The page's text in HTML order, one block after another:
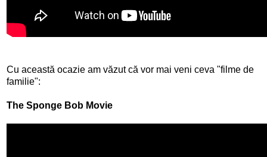
Cu această ocazie am văzut că vor mai veni ceva "filme de
familie":
The Sponge Bob Movie